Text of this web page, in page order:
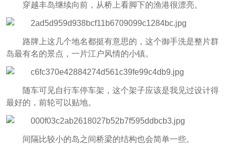
穿越丰岛继续向前，从桥上看脚下的渔港很漂亮。
路牌上这几个地名都挺有意思的，这个御手洗是整片群
岛最有名的景点，一片江户风情的小镇。
随车可见自行车停车架，这个架子应该是我见过设计得
最好的，前轮可以贴地。
间隔比较小的岛之间桥梁的结构也会简单一些。